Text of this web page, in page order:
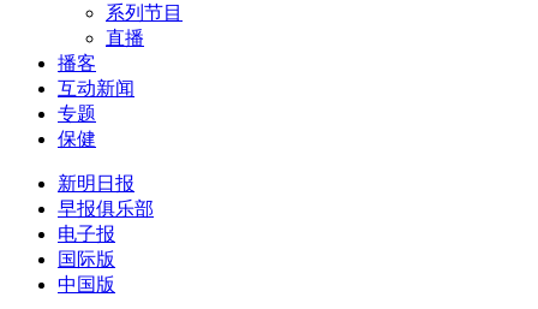
系列节目
直播
播客
互动新闻
专题
保健
新明日报
早报俱乐部
电子报
国际版
中国版